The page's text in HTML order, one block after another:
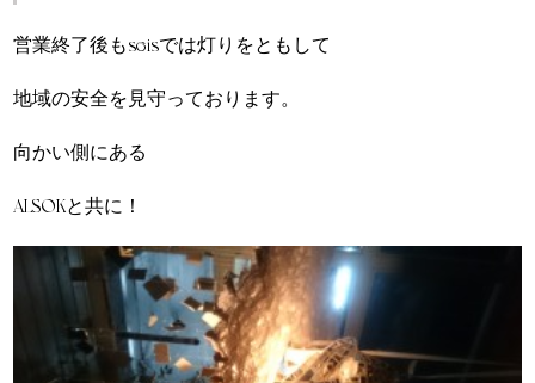
営業終了後もseisでは灯りをともして
地域の安全を見守っております。
向かい側にある
ALSOKと共に！